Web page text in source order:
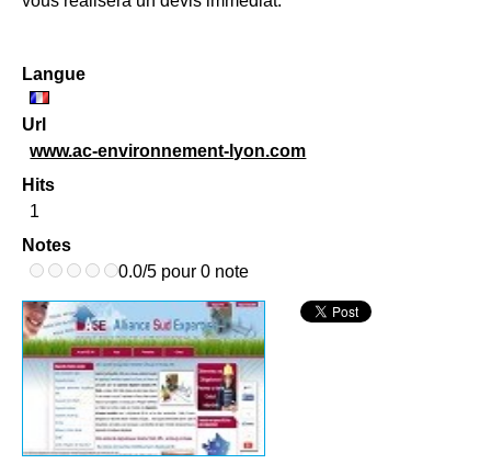
Langue
Url
www.ac-environnement-lyon.com
Hits
1
Notes
0.0/5 pour 0 note